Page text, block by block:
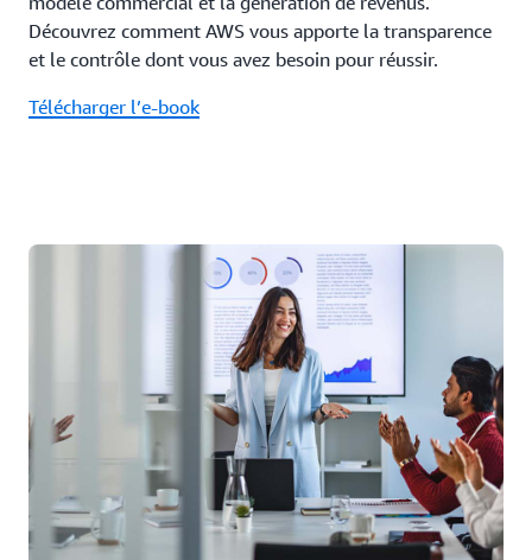
Découvrez comment AWS vous apporte la transparence
et le contrôle dont vous avez besoin pour réussir.
Télécharger l’e-book